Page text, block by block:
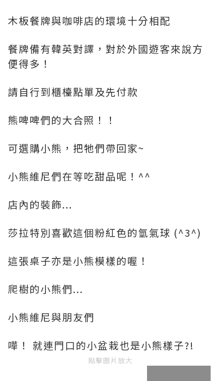
木板餐牌與咖啡店的環境十分相配
餐牌備有韓英對譯，對於外國遊客來說方
便得多！
請自行到櫃檯點單及先付款
熊啤啤們的大合照！！
可選購小熊，把牠們帶回家~
小熊維尼們在等吃甜品呢！^^
店內的裝飾...
莎拉特別喜歡這個粉紅色的氫氣球 (^3^)
這張桌子亦是小熊模樣的喔！
爬樹的小熊們...
小熊維尼與朋友們
嘩！ 就連門口的小盆栽也是小熊樣子?!
點擊圖片放大